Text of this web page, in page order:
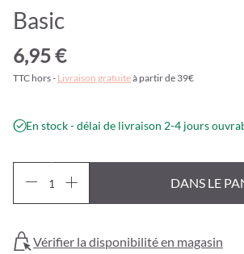
Basic
6,95 €
TTC hors - Livraison gratuiteà partir de 39€
En stock - délai de livraison 2-4 jours
DANS LE
Vérifier la disponibilité en magasin